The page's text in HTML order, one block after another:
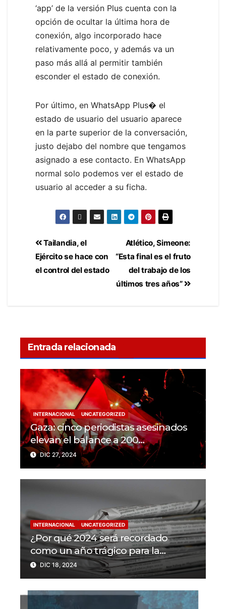
‘app’ de la versión Plus cuenta con la
opción de ocultar la última hora de
conexión, algo incorporado hace
relativamente poco, y además va un
paso más allá al permitir también
esconder el estado de conexión.
Por último, en WhatsApp Plus� el
estado de usuario del usuario aparece
en la parte superior de la conversación,
justo dejabo del nombre que tengamos
asignado a ese contacto. En WhatsApp
normal solo podemos ver el estado de
usuario al acceder a su ficha.
Atlético, Simeone:
“Esta final es el fruto
del trabajo de los
últimos tres años”
Tailandia, el
Ejército se hace con
el control del estado
Entrada relacionada
INTERNACIONAL UNCATEGORIZED
Gaza: cinco periodistas asesinados
elevan el balance a 200
trabajadores de la prensa muertos
en 2024
DIC 27, 2024
INTERNACIONAL UNCATEGORIZED
¿Por qué 2024 será recordado
como un año trágico para la
libertad de prensa? Un tercio de los
periodistas asesinados por Israel
DIC 18, 2024